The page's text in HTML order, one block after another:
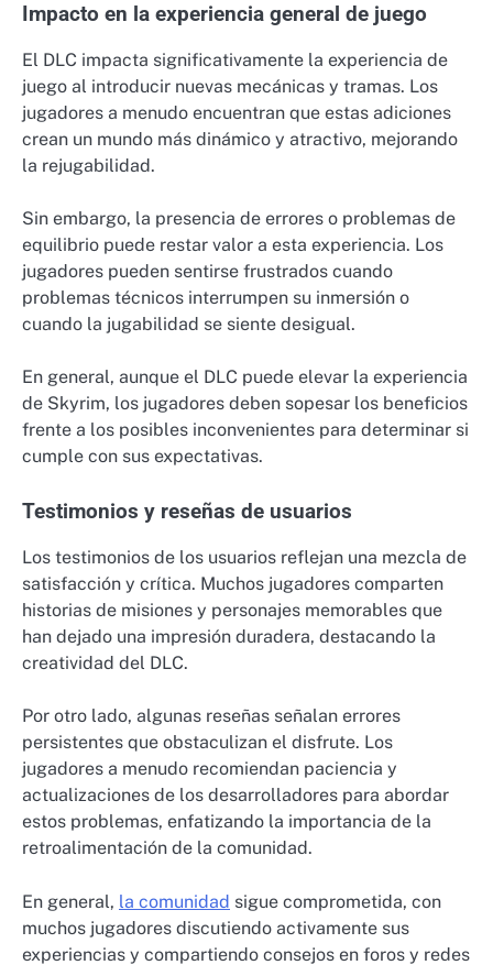
Impacto en la experiencia general de juego
El DLC impacta significativamente la experiencia de
juego al introducir nuevas mecánicas y tramas. Los
jugadores a menudo encuentran que estas adiciones
crean un mundo más dinámico y atractivo, mejorando
la rejugabilidad.
Sin embargo, la presencia de errores o problemas de
equilibrio puede restar valor a esta experiencia. Los
jugadores pueden sentirse frustrados cuando
problemas técnicos interrumpen su inmersión o
cuando la jugabilidad se siente desigual.
En general, aunque el DLC puede elevar la experiencia
de Skyrim, los jugadores deben sopesar los beneficios
frente a los posibles inconvenientes para determinar si
cumple con sus expectativas.
Testimonios y reseñas de usuarios
Los testimonios de los usuarios reflejan una mezcla de
satisfacción y crítica. Muchos jugadores comparten
historias de misiones y personajes memorables que
han dejado una impresión duradera, destacando la
creatividad del DLC.
Por otro lado, algunas reseñas señalan errores
persistentes que obstaculizan el disfrute. Los
jugadores a menudo recomiendan paciencia y
actualizaciones de los desarrolladores para abordar
estos problemas, enfatizando la importancia de la
retroalimentación de la comunidad.
En general, la comunidad sigue comprometida, con
muchos jugadores discutiendo activamente sus
experiencias y compartiendo consejos en foros y redes